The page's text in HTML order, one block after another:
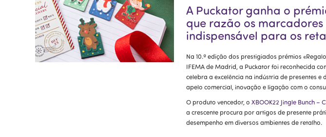
A Puckator ganha o
que razão os
indispensável para os
Na 10.ª edição dos prestigiados prémios
IFEMA de Madrid, a Puckator foi reconhecida
celebra a excelência na indústria de presentes
apelo comercial, inovação e ligação com o
O produto vencedor, o XBOOK22 Jingle Bunch
a crescente procura por artigos de presente
desempenho em diversos ambientes de retalho.